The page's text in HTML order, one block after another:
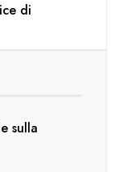
di
sulla